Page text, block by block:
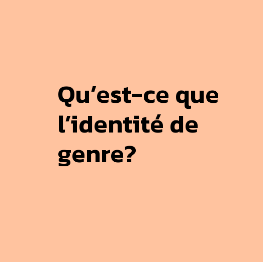
Qu’est-ce que
l’identité de
genre?